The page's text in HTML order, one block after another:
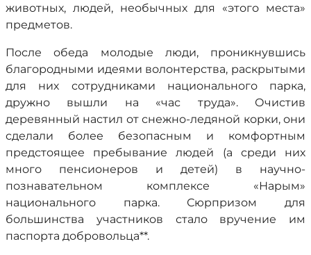
животных, людей, необычных для «этого места»
предметов.
После обеда молодые люди, проникнувшись
благородными идеями волонтерства, раскрытыми
для них сотрудниками национального парка,
дружно вышли на «час труда». Очистив
деревянный настил от снежно-ледяной корки, они
сделали более безопасным и комфортным
предстоящее пребывание людей (а среди них
много пенсионеров и детей) в научно-
познавательном комплексе «Нарым»
национального парка. Сюрпризом для
большинства участников стало вручение им
паспорта добровольца**.